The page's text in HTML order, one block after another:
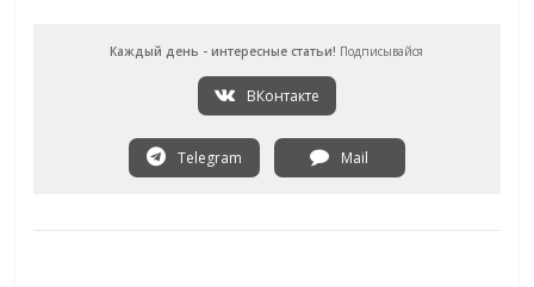
Каждый день - интересные статьи! Подписывайся
ВКонтакте
Telegram Mail